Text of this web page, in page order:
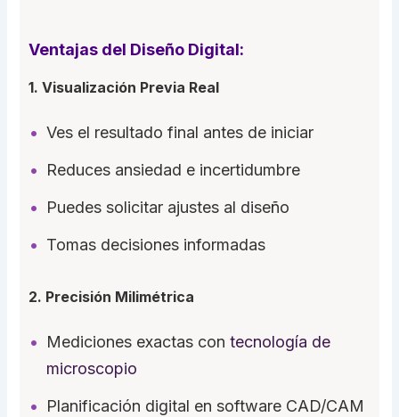
Ventajas del Diseño Digital:
1. Visualización Previa Real
Ves el resultado final antes de iniciar
Reduces ansiedad e incertidumbre
Puedes solicitar ajustes al diseño
Tomas decisiones informadas
2. Precisión Milimétrica
Mediciones exactas con tecnología de
microscopio
Planificación digital en software CAD/CAM